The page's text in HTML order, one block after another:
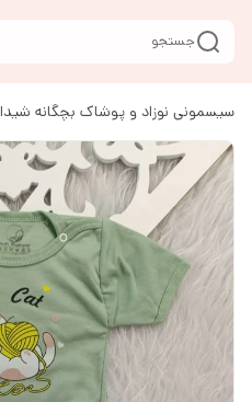
جستجو
سیسمونی نوزاد و پوشاک بچگانه شیدا